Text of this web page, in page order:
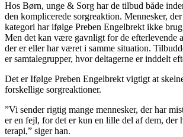
Hos Børn, unge & Sorg har de tilbud både
den komplicerede sorgreaktion. Mennesker,
kategori har ifølge Preben Engelbrekt ikke
Men det kan være gavnligt for de efterlevende
der er eller har været i samme situation.
er samtalegrupper, hvor deltagerne er inddelt
Det er Ifølge Preben Engelbrekt vigtigt at
forskellige sorgreaktioner.
”Vi sender rigtig mange mennesker, der har
er en fejl, for det er kun en lille del af dem, der
terapi,” siger han.